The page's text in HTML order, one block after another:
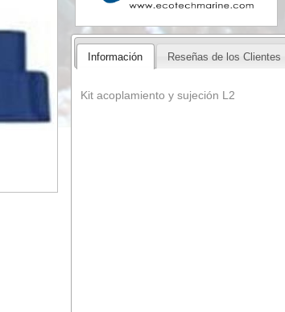
Información Reseñas de los Clientes
Kit acoplamiento y sujeción L2